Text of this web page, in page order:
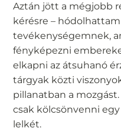
Aztán jött a mégjobb
kérésre –
tevékenységemnek,
fényképezni
elkapni az átsuhanó
tárgyak közti
pillanatban a
csak kölcsönvenni
lelkét.